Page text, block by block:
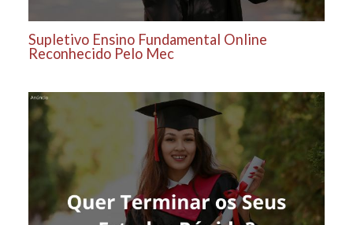
Supletivo Ensino Fundamental Online
Reconhecido Pelo Mec